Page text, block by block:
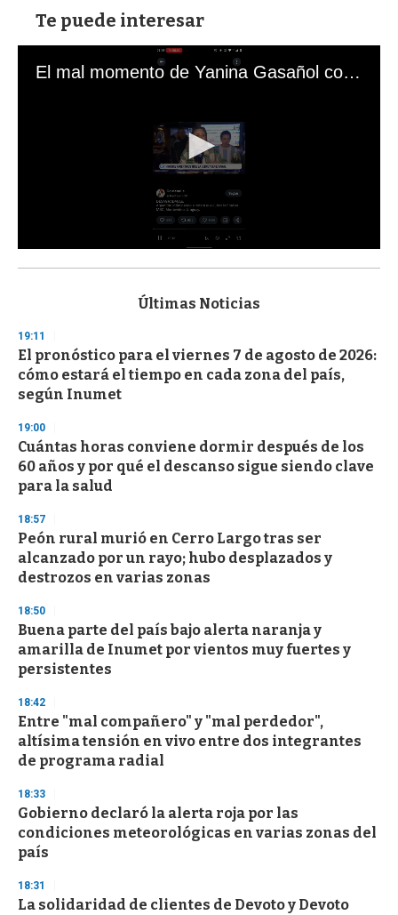
Te puede interesar
El mal momento de Yanina Gasañol con un hincha argentino en "Subrayado"
s
d
s
o
f
3
s
e
c
o
n
d
Últimas Noticias
19:11
El pronóstico para el viernes 7 de agosto de 2026:
cómo estará el tiempo en cada zona del país,
según Inumet
19:00
Cuántas horas conviene dormir después de los
60 años y por qué el descanso sigue siendo clave
para la salud
18:57
Peón rural murió en Cerro Largo tras ser
alcanzado por un rayo; hubo desplazados y
destrozos en varias zonas
18:50
Buena parte del país bajo alerta naranja y
amarilla de Inumet por vientos muy fuertes y
persistentes
18:42
Entre "mal compañero" y "mal perdedor",
altísima tensión en vivo entre dos integrantes
de programa radial
18:33
Gobierno declaró la alerta roja por las
condiciones meteorológicas en varias zonas del
país
18:31
La solidaridad de clientes de Devoto y Devoto